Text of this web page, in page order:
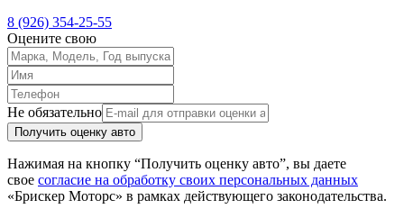
8 (926) 354-25-55
Оцените свою
Не обязательно
Получить оценку авто
Нажимая на кнопку “Получить оценку авто”, вы даете
свое согласие на обработку своих персональных данных
«Брискер Моторс» в рамках действующего законодательства.